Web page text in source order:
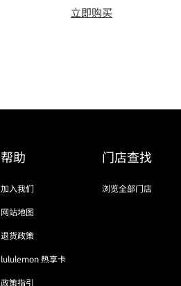
立即购买
帮助
加入我们
网站地图
退货政策
lululemon 热享卡
政策指引
门店查找
浏览全部门店